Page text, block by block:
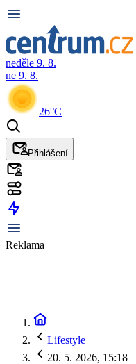
neděle 9. 8.
ne 9. 8.
26°C
Přihlášení
Reklama
Lifestyle
20. 5. 2026, 15:18